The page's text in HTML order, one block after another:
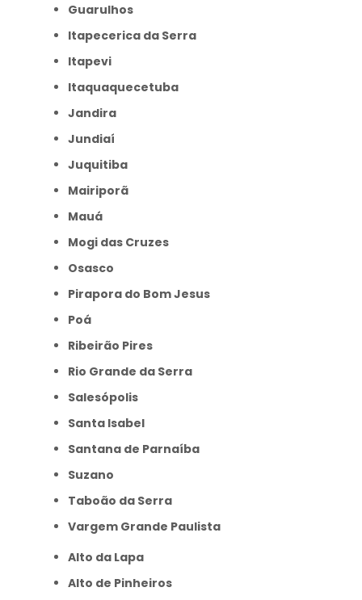
Guarulhos
Itapecerica da Serra
Itapevi
Itaquaquecetuba
Jandira
Jundiaí
Juquitiba
Mairiporã
Mauá
Mogi das Cruzes
Osasco
Pirapora do Bom Jesus
Poá
Ribeirão Pires
Rio Grande da Serra
Salesópolis
Santa Isabel
Santana de Parnaíba
Suzano
Taboão da Serra
Vargem Grande Paulista
Alto da Lapa
Alto de Pinheiros